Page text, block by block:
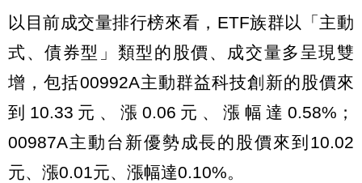
以目前成交量排行榜來看，ETF族群以「主動
式、債券型」類型的股價、成交量多呈現雙
增，包括00992A主動群益科技創新的股價來
到10.33元、漲0.06元、漲幅達0.58%；
00987A主動台新優勢成長的股價來到10.02
元、漲0.01元、漲幅達0.10%。